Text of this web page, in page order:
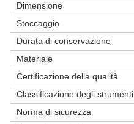
Dimensione
Stoccaggio
Durata di conservazione
Materiale
Certificazione della qualità
Classificazione degli strumenti
Norma di sicurezza